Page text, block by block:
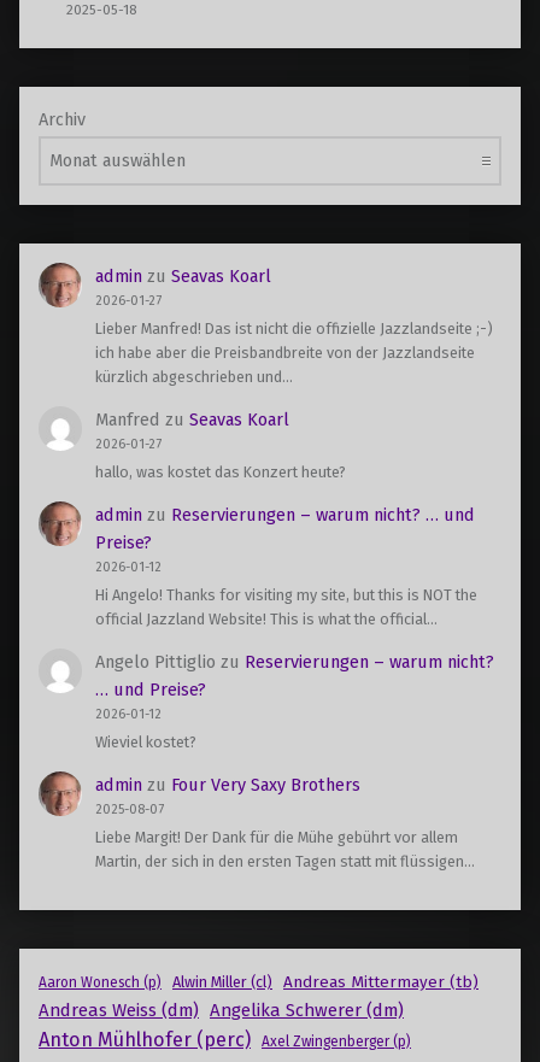
2025-05-18
Archiv
admin zuSeavas Koarl
2026-01-27
Lieber Manfred! Das ist nicht die offizielle Jazzlandseite ;-)
ich habe aber die Preisbandbreite von der Jazzlandseite
kürzlich abgeschrieben und…
Manfred zuSeavas Koarl
2026-01-27
hallo, was kostet das Konzert heute?
admin zu Reservierungen – warum nicht? … und
Preise?
2026-01-12
Hi Angelo! Thanks for visiting my site, but this is NOT the
official Jazzland Website! This is what the official…
Angelo Pittiglio zu Reservierungen – warum nicht?
… und Preise?
2026-01-12
Wieviel kostet?
admin zu Four Very Saxy Brothers
2025-08-07
Liebe Margit! Der Dank für die Mühe gebührt vor allem
Martin, der sich in den ersten Tagen statt mit flüssigen…
Aaron Wonesch (p) Alwin Miller (cl) Andreas Mittermayer (tb)
Andreas Weiss (dm) Angelika Schwerer (dm)
Anton Mühlhofer (perc) Axel Zwingenberger (p)